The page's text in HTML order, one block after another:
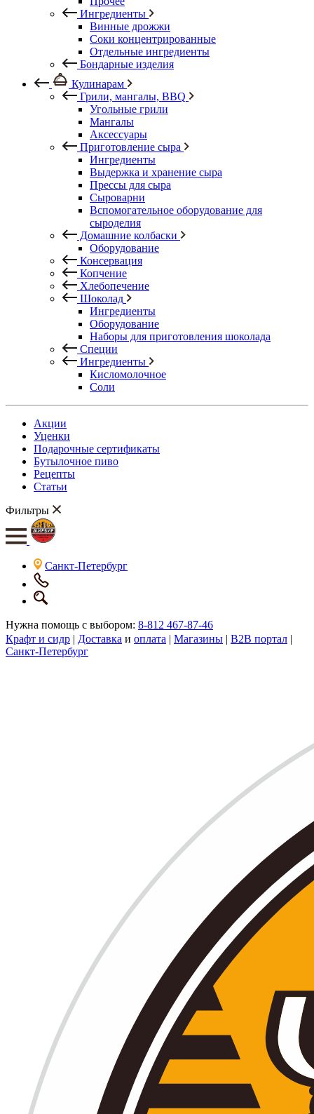
Ингредиенты
Винные дрожжи
Соки концентрированные
Отдельные ингредиенты
Бондарные изделия
Кулинарам
Грили, мангалы, BBQ
Угольные грили
Мангалы
Аксессуары
Приготовление сыра
Ингредиенты
Выдержка и хранение сыра
Прессы для сыра
Сыроварни
Вспомогательное оборудование для
сыроделия
Домашние колбаски
Оборудование
Консервация
Копчение
Хлебопечение
Шоколад
Ингредиенты
Оборудование
Наборы для приготовления шоколада
Специи
Ингредиенты
Кисломолочное
Соли
Акции
Уценки
Подарочные сертификаты
Бутылочное пиво
Рецепты
Статьи
Фильтры
Санкт-Петербург
Нужна помощь с выбором: 8-812 467-87-46
Крафт и сидр | Доставка и оплата | Магазины | B2B портал |
Санкт-Петербург